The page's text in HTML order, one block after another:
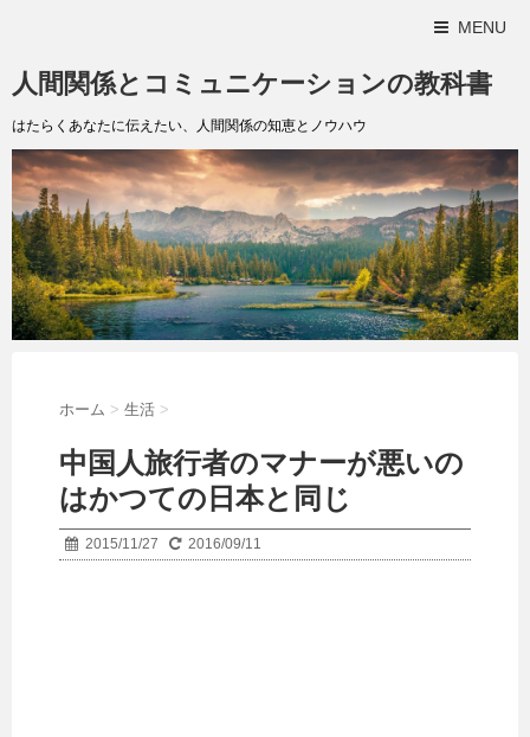
MENU
人間関係とコミュニケーションの教科書
はたらくあなたに伝えたい、人間関係の知恵とノウハウ
ホーム > 生活 >
中国人旅行者のマナーが悪いの
はかつての日本と同じ
2015/11/27 2016/09/11